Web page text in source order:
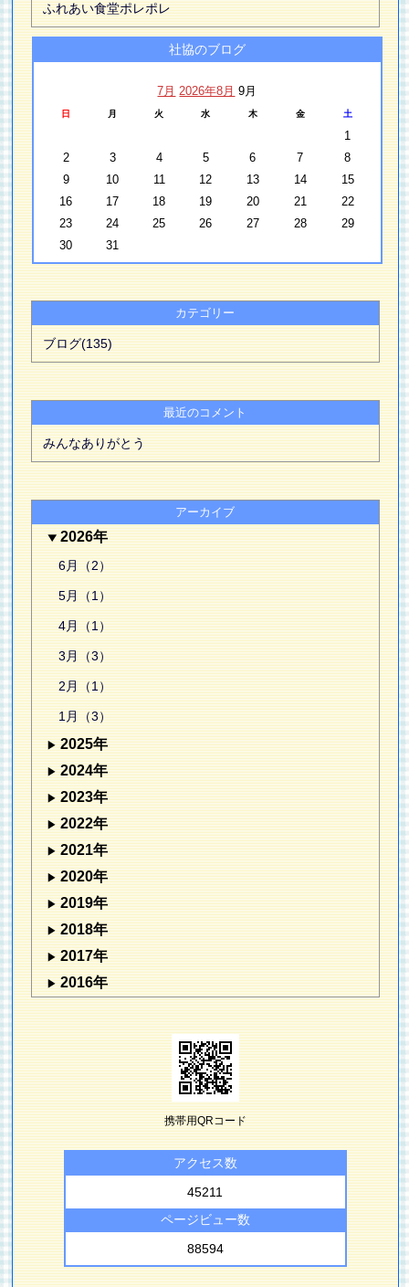
ふれあい食堂ポレポレ
社協のブログ
7月 2026年8月 9月
日 月 火 水 木 金 土
1
2
3 4 5 6 7
8
9
10 11 12 13 14
15
16
17 18 19 20 21
22
23
24 25 26 27 28
29
30
31
カテゴリー
ブログ(135)
最近のコメント
みんなありがとう
アーカイブ
2026年
6月（2）
5月（1）
4月（1）
3月（3）
2月（1）
1月（3）
2025年
2024年
2023年
2022年
2021年
2020年
2019年
2018年
2017年
2016年
携帯用QRコード
アクセス数
45211
ページビュー数
88594